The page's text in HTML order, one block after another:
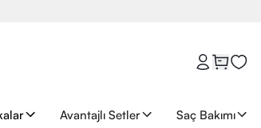
Avantajlı Setler Saç Bakımı